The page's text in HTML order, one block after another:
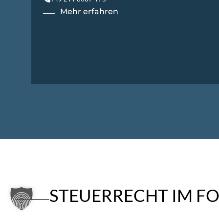
Mehr erfahren
STEUERRECHT IM